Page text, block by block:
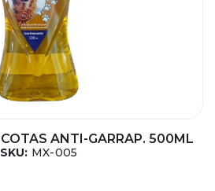
ANTI-GARRAP. 500ML
SKU: MX-005